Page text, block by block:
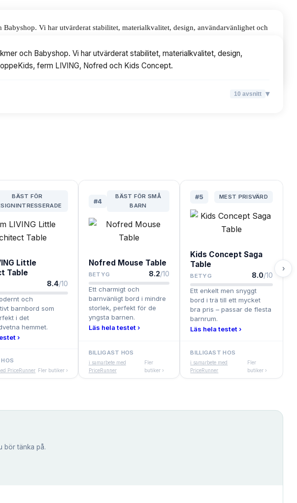
Vi har utvärderat stabilitet, materialkvalitet, design, användarvänlighet och
och Babyshop. Vi har utvärderat stabilitet, materialkvalitet, design,
ferm LIVING, Nofred och Kids Concept.
10 avsnitt ▾
BÄST FÖR
Little
Table
8.4/10
och
barnbord som
i det
hemmet.
›
PriceRunner Fler butiker ›
#4
BÄST FÖR SMÅ
BARN
Nofred Mouse Table
BETYG 8.2/10
Ett charmigt och
barnvänligt bord i mindre
storlek, perfekt för de
yngsta barnen.
Läs hela testet ›
BILLIGAST HOS
i samarbete med
PriceRunner
Fler
butiker ›
#5 MEST PRISVÄRD
Kids Concept Saga
Table
BETYG 8.0/10
Ett enkelt men snyggt
bord i trä till ett mycket
bra pris – passar de flesta
barnrum.
Läs hela testet ›
BILLIGAST HOS
i samarbete med
PriceRunner
Fler
butiker ›
›
bör tänka på.